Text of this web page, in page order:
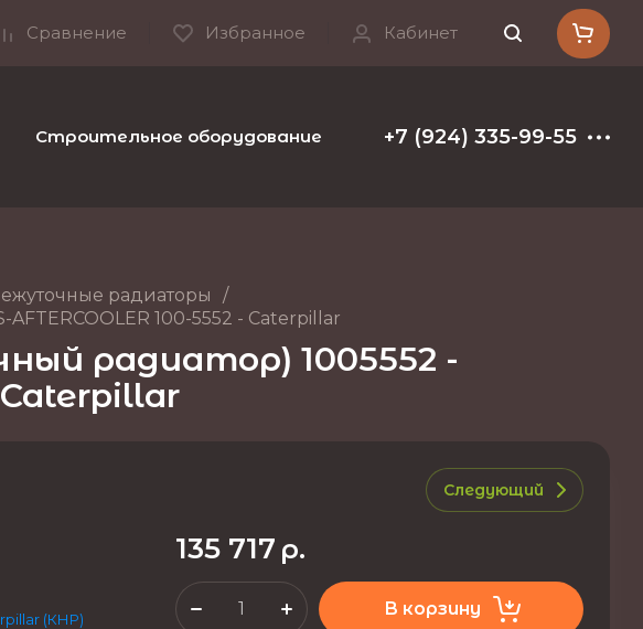
Сравнение Избранное Кабинет
Строительное оборудование и расходные материалы
+7 (924) 335-99-55
радиаторы
/
100-5552 - Caterpillar
радиатор) 1005552 -
Caterpillar
Следующий
(КНР)
135 717 р.
В корзину